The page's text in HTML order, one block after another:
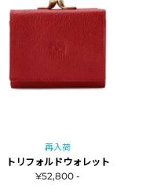
再入荷
トリフォルドウォレット
¥52,800 -